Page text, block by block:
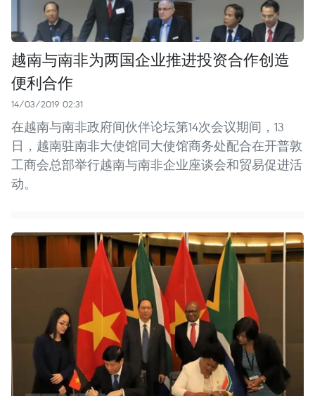
越南与南非为两国企业推进投资合作创造
便利合作
14/03/2019 02:31
在越南与南非政府间伙伴论坛第14次会议期间，13
日，越南驻南非大使馆同大使馆商务处配合在开普敦
工商会总部举行越南与南非企业座谈会和贸易促进活
动。